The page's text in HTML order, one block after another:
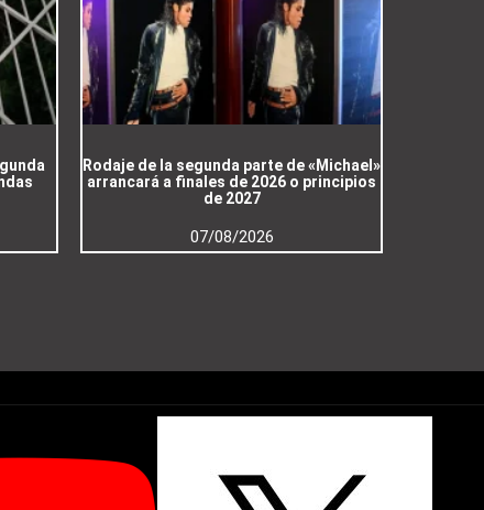
Rodaje de la segunda parte de «Michael»
arrancará a finales de 2026 o principios
de 2027
07/08/2026